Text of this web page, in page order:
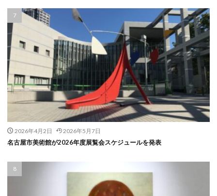
2026年4月2日 2026年5月7日
名古屋市美術館が2026年度展覧会スケジュールを発表